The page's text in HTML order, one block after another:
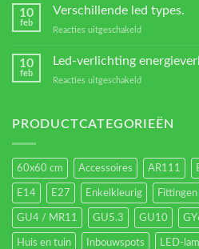
Transformators?
10
feb
Verschillende led types.
Reacties uitgeschakeld
10
feb
Led-verlichting
Reacties uitgeschakeld
PRODUCTCATEGORIEËN
60x60 cm Accessoires AR111
E14 E27 Enkelkleurig Fittingen
GU4 / MR11 GU5.3 GU10
Huis en tuin Inbouwspots LED-